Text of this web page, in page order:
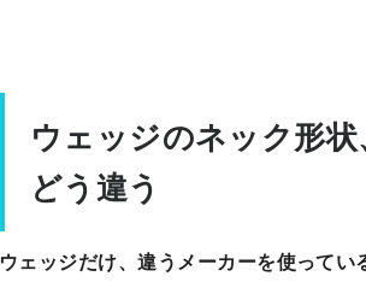
ウェッジのネック形
どう違う
ウェッジだけ、違うメーカーを使ってい